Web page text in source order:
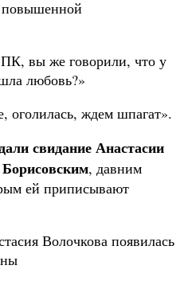
повышенной
вы же говорили, что у
любовь?»
оголилась, ждем шпагат».
свидание Анастасии
, давним
ей приписывают